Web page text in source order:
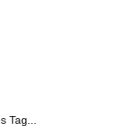
Tag...